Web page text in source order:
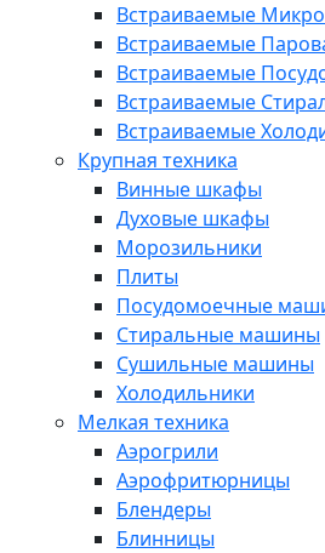
Встраиваемые
Встраиваемые
Встраиваемые
Встраиваемые
Встраиваемые
Крупная техника
Винные шкафы
Духовые шкафы
Морозильники
Плиты
Посудомоечные
Стиральные машины
Сушильные машины
Холодильники
Мелкая техника
Аэрогрили
Аэрофритюрницы
Блендеры
Блинницы